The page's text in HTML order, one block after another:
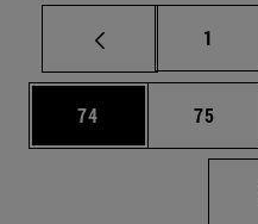
Página
1
Página
74 Página
75